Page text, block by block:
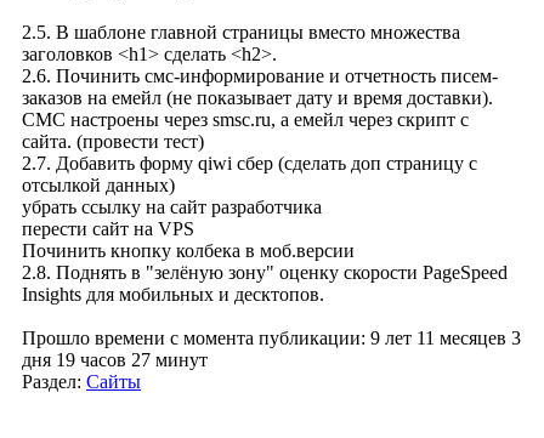
2.5. В шаблоне главной страницы вместо множества
заголовков <h1> сделать <h2>.
2.6. Починить смс-информирование и отчетность писем-
заказов на емейл (не показывает дату и время доставки).
СМС настроены через smsc.ru, а емейл через скрипт с
сайта. (провести тест)
2.7. Добавить форму qiwi сбер (сделать доп страницу с
отсылкой данных)
убрать ссылку на сайт разработчика
перести сайт на VPS
Починить кнопку колбека в моб.версии
2.8. Поднять в "зелёную зону" оценку скорости PageSpeed
Insights для мобильных и десктопов.
Прошло времени с момента публикации: 9 лет 11 месяцев 3
дня 19 часов 27 минут
Раздел: Сайты